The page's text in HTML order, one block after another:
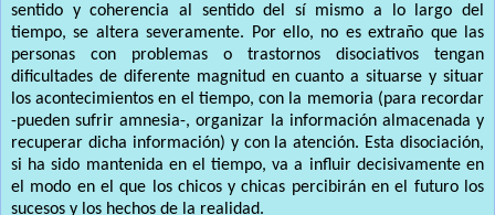
sentido y coherencia al sentido del sí mismo a lo largo del
tiempo, se altera severamente. Por ello, no es extraño que las
personas con problemas o trastornos disociativos tengan
dificultades de diferente magnitud en cuanto a situarse y situar
los acontecimientos en el tiempo, con la memoria (para recordar
-pueden sufrir amnesia-, organizar la información almacenada y
recuperar dicha información) y con la atención. Esta disociación,
si ha sido mantenida en el tiempo, va a influir decisivamente en
el modo en el que los chicos y chicas percibirán en el futuro los
sucesos y los hechos de la realidad.